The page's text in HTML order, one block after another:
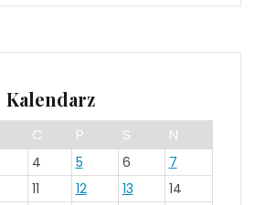
Kalendarz
C P S N
4 5 6
7
11 12 13
14